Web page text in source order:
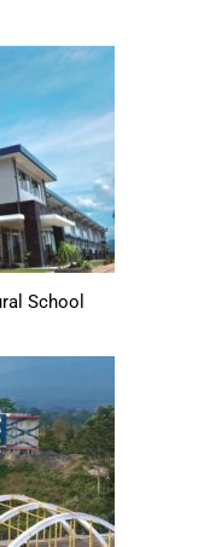
School